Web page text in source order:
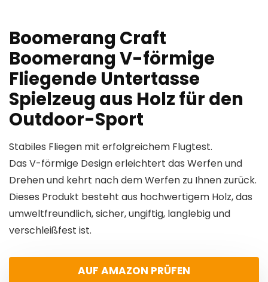
Boomerang Craft
Boomerang V-förmige
Fliegende Untertasse
Spielzeug aus Holz für den
Outdoor-Sport
Stabiles Fliegen mit erfolgreichem Flugtest.
Das V-förmige Design erleichtert das Werfen und
Drehen und kehrt nach dem Werfen zu Ihnen zurück.
Dieses Produkt besteht aus hochwertigem Holz, das
umweltfreundlich, sicher, ungiftig, langlebig und
verschleißfest ist.
AUF AMAZON PRÜFEN